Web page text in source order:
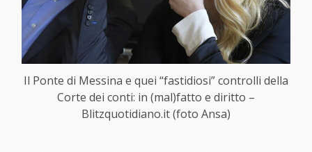
Il Ponte di Messina e quei “fastidiosi” controlli della
Corte dei conti: in (mal)fatto e diritto –
Blitzquotidiano.it (foto Ansa)